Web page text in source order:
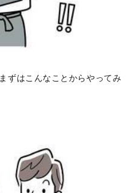
ずはこんなことからやってみ